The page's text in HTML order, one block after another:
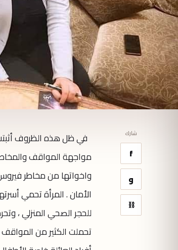
شارك
f
و
⛓
في ظل هذه الظروف
مواجهة المواقف
الأمان . المرأة تحمي
للحجر الصحي المنزلي ،
تحملت الكثير من